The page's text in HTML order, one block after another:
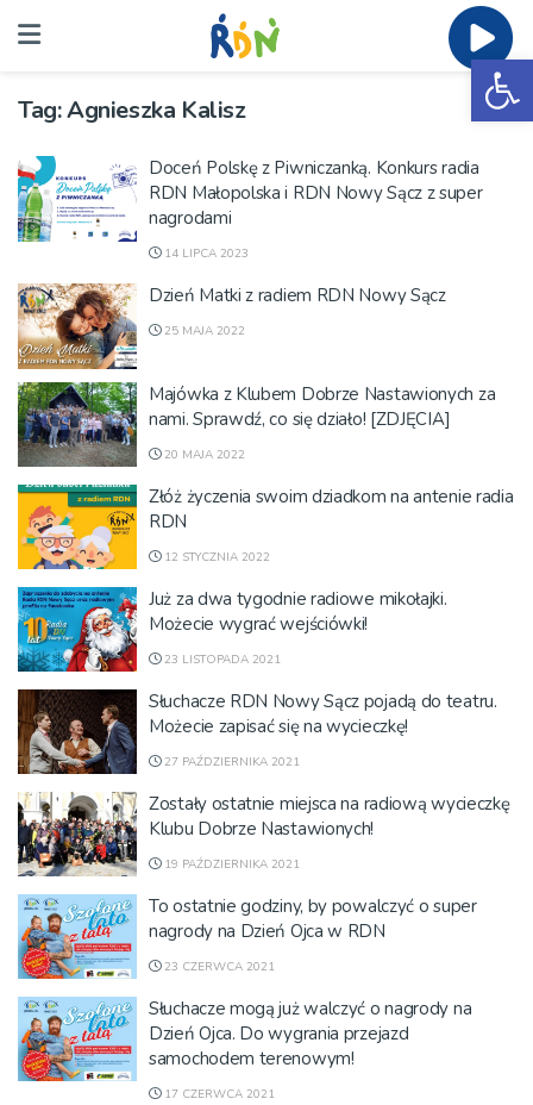
Tag:Agnieszka Kalisz
Doceń Polskę z Piwniczanką. Konkurs radia
RDN Małopolska i RDN Nowy Sącz z super
nagrodami
14 LIPCA 2023
Dzień Matki z radiem RDN Nowy Sącz
25 MAJA 2022
Majówka z Klubem Dobrze Nastawionych za
nami. Sprawdź, co się działo! [ZDJĘCIA]
20 MAJA 2022
Złóż życzenia swoim dziadkom na antenie radia
RDN
12 STYCZNIA 2022
Już za dwa tygodnie radiowe mikołajki.
Możecie wygrać wejściówki!
23 LISTOPADA 2021
Słuchacze RDN Nowy Sącz pojadą do teatru.
Możecie zapisać się na wycieczkę!
27 PAŹDZIERNIKA 2021
Zostały ostatnie miejsca na radiową wycieczkę
Klubu Dobrze Nastawionych!
19 PAŹDZIERNIKA 2021
To ostatnie godziny, by powalczyć o super
nagrody na Dzień Ojca w RDN
23 CZERWCA 2021
Słuchacze mogą już walczyć o nagrody na
Dzień Ojca. Do wygrania przejazd
samochodem terenowym!
17 CZERWCA 2021